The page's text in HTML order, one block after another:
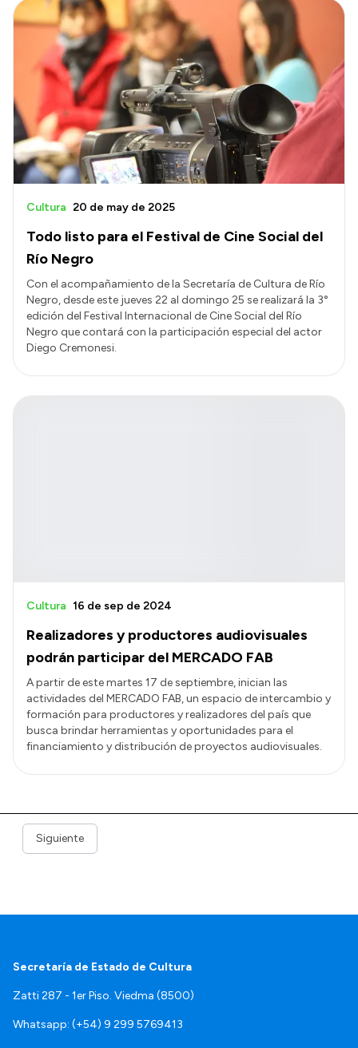
Todo listo para el Festival de Cine Social del
Río Negro
Cultura 20 de may de 2025
Con el acompañamiento de la Secretaría de Cultura de Río
Negro, desde este jueves 22 al domingo 25 se realizará la 3°
edición del Festival Internacional de Cine Social del Río
Negro que contará con la participación especial del actor
Diego Cremonesi.
Realizadores y productores audiovisuales
podrán participar del MERCADO FAB
Cultura 16 de sep de 2024
A partir de este martes 17 de septiembre, inician las
actividades del MERCADO FAB, un espacio de intercambio y
formación para productores y realizadores del país que
busca brindar herramientas y oportunidades para el
financiamiento y distribución de proyectos audiovisuales.
Siguiente
Secretaría de Estado de Cultura
Zatti 287 - 1er Piso. Viedma (8500)
Whatsapp: (+54) 9 299 5769413